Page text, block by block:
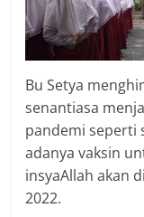
Bu Setya
senantiasa
pandemi seperti
adanya vaksin
insyaAllah akan
2022.